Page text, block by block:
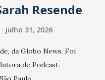
Resende
julho 31, 2026
da Globo News. Foi
de Podcast.